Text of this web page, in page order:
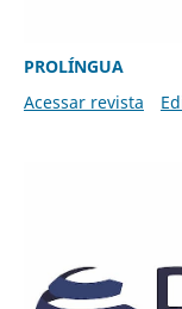
PROLÍNGUA
Acessar revista